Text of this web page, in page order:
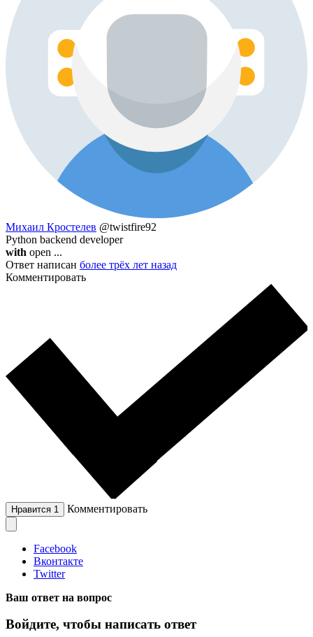
Михаил Кростелев @twistfire92
Python backend developer
with open ...
Ответ написан более трёх лет назад
Комментировать
Нравится 1 Комментировать
Facebook
Вконтакте
Twitter
Ваш ответ на вопрос
Войдите, чтобы написать ответ